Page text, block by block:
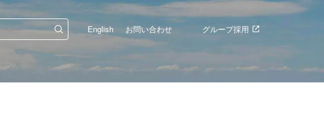
English お問い合わせ グループ採用